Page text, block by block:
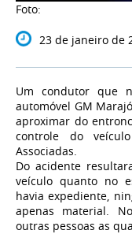
Foto:
23 de janeiro de
Um condutor que
automóvel GM
aproximar do
controle do
Associadas.
Do acidente
veículo quanto no
havia expediente,
apenas material.
outras pessoas as